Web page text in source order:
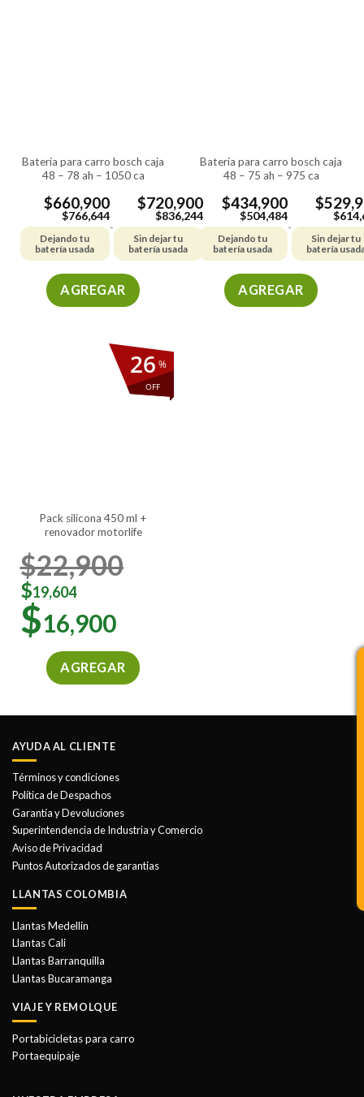
batería para carro bosch caja
48 – 78 ah – 1050 ca
$660,900
$766,644
Dejando tu
batería usada
-
$720,900
$836,244
Sin dejar tu
batería usada
AGREGAR
tiene
múltiples
variantes.
página
de
producto
batería para carro bosch caja
48 – 75 ah – 975 ca
$434,900
$504,484
Dejando tu
batería usada
-
$
$
Sin dejar tu
batería
AGREGAR
%
OFF
26
pack silicona 450 ml +
renovador motorlife
$22,900
$19,604
$16,900
AGREGAR
AYUDA AL CLIENTE
Términos y condiciones
Política de Despachos
Garantía y Devoluciones
Superintendencia de Industria y Comercio
Aviso de Privacidad
Puntos Autorizados de garantias
LLANTAS COLOMBIA
Llantas Medellin
Llantas Cali
Llantas Barranquilla
Llantas Bucaramanga
VIAJE Y REMOLQUE
Portabicicletas para carro
Portaequipaje